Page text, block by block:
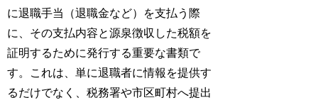
に退職手当（退職金など）を支払う際
に、その支払内容と源泉徴収した税額を
証明するために発行する重要な書類で
す。これは、単に退職者に情報を提供す
るだけでなく、税務署や市区町村へ提出